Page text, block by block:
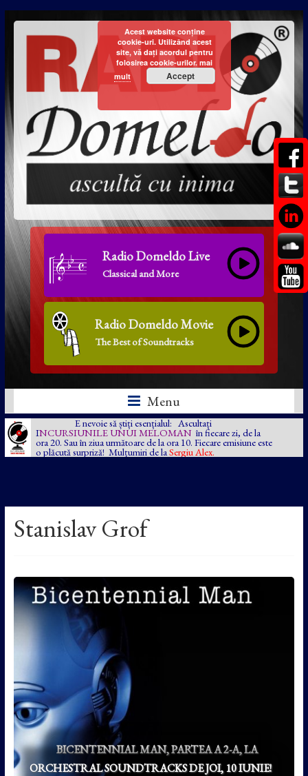
Radio Domeldo Live
Classical and More
Radio Domeldo Movie
The Best of Soundtracks
Menu
E nevoie să știți esențialul: Ascultați
INCURSIUNILE UNUI MELOMAN în fiecare zi, de la
ora 20. Sau în ziua următoare de la ora 10. Fiecare emisiune este
o plăcută surpriză! Mulțumiri de la Sergiu Alex.
Stanislav Grof
BICENTENNIAL MAN, PARTEA A 2-A, LA
ORCHESTRAL SOUNDTRACKS DE JOI, 10 IUNIE!
Acest website conține
cookie-uri. Utilizând acest
site, vă dați acordul pentru
folosirea cookie-urilor. mai
mult
Accept